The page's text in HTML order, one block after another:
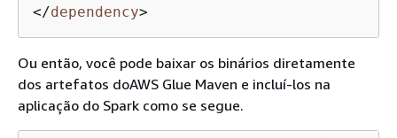
</dependency>
Ou então, você pode baixar os binários diretamente
dos artefatos doAWS Glue Maven e incluí-los na
aplicação do Spark como se segue.